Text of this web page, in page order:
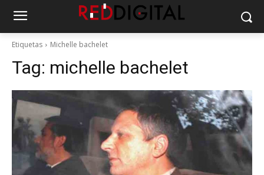
Etiquetas Michelle bachelet
Tag: michelle bachelet